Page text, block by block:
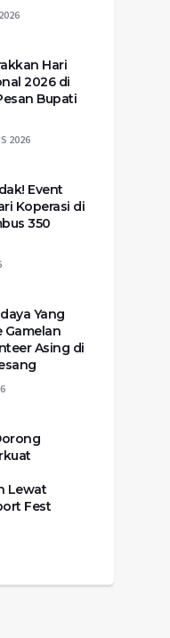
Hari
2026 di
Bupati
2026
Event
Koperasi di
350
Yang
Gamelan
Asing di
Lewat
Fest